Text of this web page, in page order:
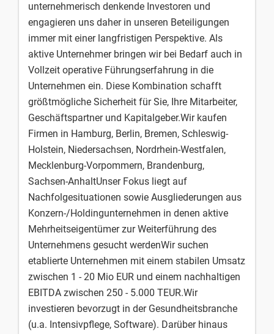
unternehmerisch denkende Investoren und
engagieren uns daher in unseren Beteiligungen
immer mit einer langfristigen Perspektive. Als
aktive Unternehmer bringen wir bei Bedarf auch in
Vollzeit operative Führungserfahrung in die
Unternehmen ein. Diese Kombination schafft
größtmögliche Sicherheit für Sie, Ihre Mitarbeiter,
Geschäftspartner und Kapitalgeber.​Wir kaufen
Firmen in Hamburg, Berlin, Bremen, Schleswig-
Holstein, Niedersachsen, Nordrhein-Westfalen,
Mecklenburg-Vorpommern, Brandenburg,
Sachsen-Anhalt​Unser Fokus liegt auf
Nachfolgesituationen sowie Ausgliederungen aus
Konzern-/Holdingunternehmen in denen aktive
Mehrheitseigentümer zur Weiterführung des
Unternehmens gesucht werdenWir suchen
etablierte Unternehmen mit einem stabilen Umsatz
zwischen 1 - 20 Mio EUR und einem nachhaltigen
EBITDA zwischen 250 - 5.000 TEUR.Wir
investieren bevorzugt in der Gesundheitsbranche
(u.a. Intensivpflege, Software). Darüber hinaus